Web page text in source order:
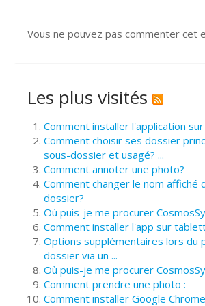
Vous ne pouvez pas commenter cet
Les plus visités
Comment installer l'application sur
Comment choisir ses dossier
sous-dossier et usagé? ...
Comment annoter une photo?
Comment changer le nom affiché
dossier?
Où puis-je me procurer
Comment installer l'app sur
Options supplémentaires lors du
dossier via un ...
Où puis-je me procurer
Comment prendre une photo :
Comment installer Google